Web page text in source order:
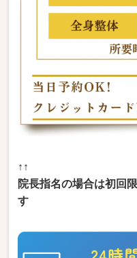
↑↑
院長指名の場合は初回
す